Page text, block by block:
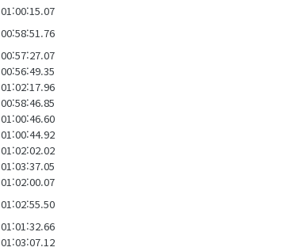
01:00:15.07
00:58:51.76
00:57:27.07
00:56:49.35
01:02:17.96
00:58:46.85
01:00:46.60
01:00:44.92
01:02:02.02
01:03:37.05
01:02:00.07
01:02:55.50
01:01:32.66
01:03:07.12